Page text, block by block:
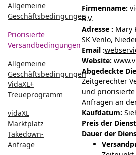
Allgemeine
Geschäftsbedingungen
Priorisierte
Versandbedingungen
Allgemeine
Geschäftsbedingungen
VidaXL+
Treueprogramm
vidaXL
Marktplatz
Takedown-
Anfrage
Firmenname:
B.V.
Adresse : Mary
SK Venlo,
Email :
Website:
Abgedeckte
Zeitgerechter
und
Anfragen an
Kaufdatum:
Preis der
Dauer der